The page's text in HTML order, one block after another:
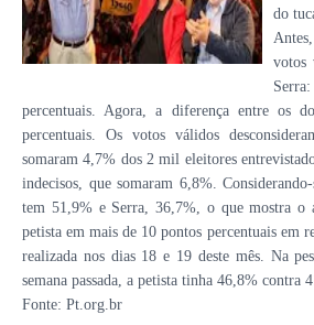
do
votos
percentuais. Agora, a diferença entre os
percentuais. Os votos válidos
somaram 4,7% dos 2 mil eleitores
indecisos, que somaram 6,8%.
tem 51,9% e Serra, 36,7%, o que mostra o
petista em mais de 10 pontos percentuais em
realizada nos dias 18 e 19 deste mês. Na
semana passada, a petista tinha 46,8% contra
Fonte: Pt.org.br